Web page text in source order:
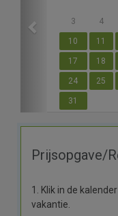
3 4
10 11
17 18
24 25
31
Prijsopgave/
1. Klik in de
vakantie.